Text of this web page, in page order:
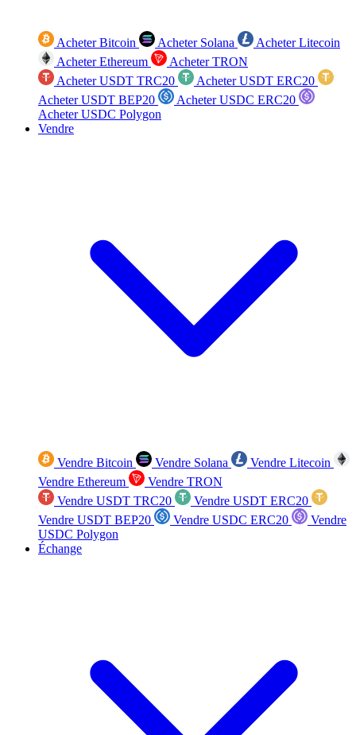
Acheter Bitcoin Acheter Solana
Acheter Litecoin
Acheter Ethereum
Acheter TRON
Acheter USDT TRC20
Acheter USDT ERC20
Acheter USDT BEP20
Acheter USDC ERC20
Acheter USDC Polygon
Vendre
Vendre Bitcoin Vendre Solana
Vendre Litecoin
Vendre Ethereum
Vendre TRON
Vendre USDT TRC20
Vendre USDT ERC20
Vendre USDT BEP20
Vendre USDC ERC20
Vendre
USDC Polygon
Échange